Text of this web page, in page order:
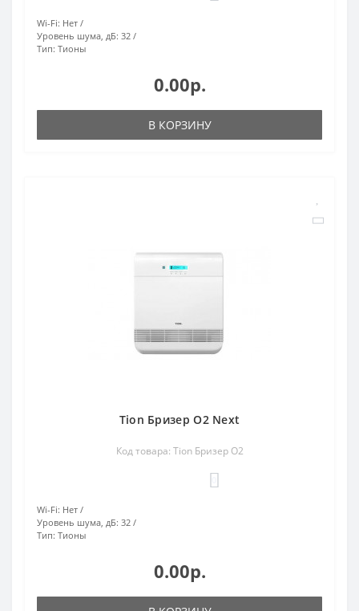
Wi-Fi: Нет
Уровень шума, дБ: 32
Тип: Тионы
0.00р.
В КОРЗИНУ
Tion Бризер O2 Next
Код товара: Tion Бризер O2
Wi-Fi: Нет
Уровень шума, дБ: 32
Тип: Тионы
0.00р.